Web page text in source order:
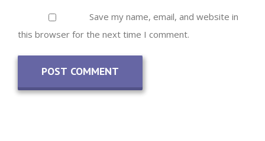
Save my name, email, and website in
this browser for the next time I comment.